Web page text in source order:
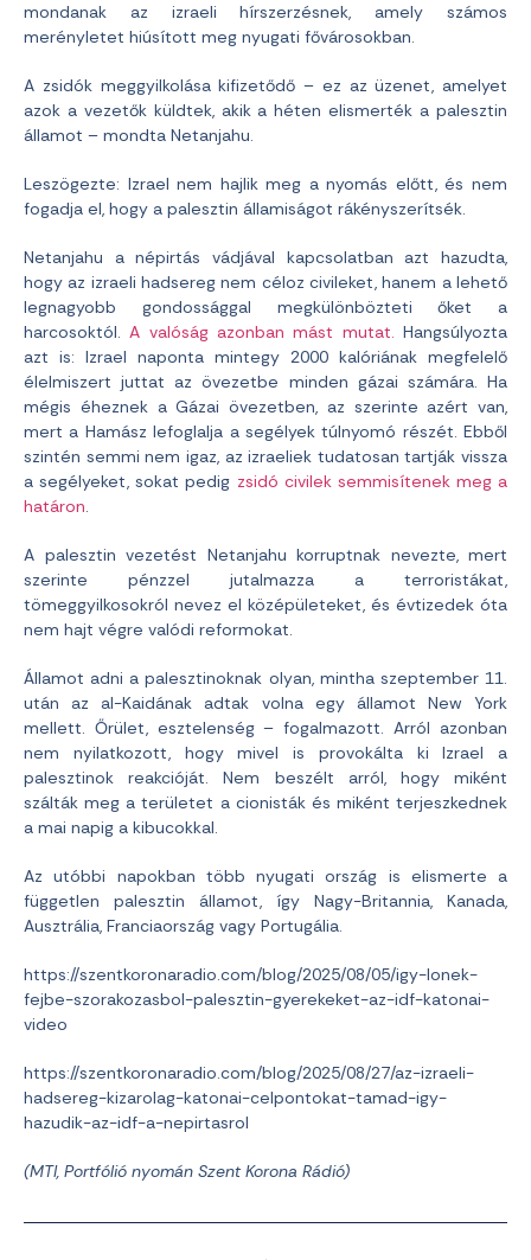
mondanak az izraeli hírszerzésnek, amely számos
merényletet hiúsított meg nyugati fővárosokban.
A zsidók meggyilkolása kifizetődő – ez az üzenet, amelyet
azok a vezetők küldtek, akik a héten elismerték a palesztin
államot – mondta Netanjahu.
Leszögezte: Izrael nem hajlik meg a nyomás előtt, és nem
fogadja el, hogy a palesztin államiságot rákényszerítsék.
Netanjahu a népirtás vádjával kapcsolatban azt hazudta,
hogy az izraeli hadsereg nem céloz civileket, hanem a lehető
legnagyobb gondossággal megkülönbözteti őket a
harcosoktól.A valóság azonban mást mutat. Hangsúlyozta
azt is: Izrael naponta mintegy 2000 kalóriának megfelelő
élelmiszert juttat az övezetbe minden gázai számára. Ha
mégis éheznek a Gázai övezetben, az szerinte azért van,
mert a Hamász lefoglalja a segélyek túlnyomó részét. Ebből
szintén semmi nem igaz, az izraeliek tudatosan tartják vissza
a segélyeket, sokat pedig zsidó civilek semmisítenek meg a
határon.
A palesztin vezetést Netanjahu korruptnak nevezte, mert
szerinte pénzzel jutalmazza a terroristákat,
tömeggyilkosokról nevez el középületeket, és évtizedek óta
nem hajt végre valódi reformokat.
Államot adni a palesztinoknak olyan, mintha szeptember 11.
után az al-Kaidának adtak volna egy államot New York
mellett. Őrület, esztelenség – fogalmazott. Arról azonban
nem nyilatkozott, hogy mivel is provokálta ki Izrael a
palesztinok reakcióját. Nem beszélt arról, hogy miként
szálták meg a területet a cionisták és miként terjeszkednek
a mai napig a kibucokkal.
Az utóbbi napokban több nyugati ország is elismerte a
független palesztin államot, így Nagy-Britannia, Kanada,
Ausztrália, Franciaország vagy Portugália.
https://szentkoronaradio.com/blog/2025/08/05/igy-lonek-
fejbe-szorakozasbol-palesztin-gyerekeket-az-idf-katonai-
video
https://szentkoronaradio.com/blog/2025/08/27/az-izraeli-
hadsereg-kizarolag-katonai-celpontokat-tamad-igy-
hazudik-az-idf-a-nepirtasrol
(MTI, Portfólió nyomán Szent Korona Rádió)